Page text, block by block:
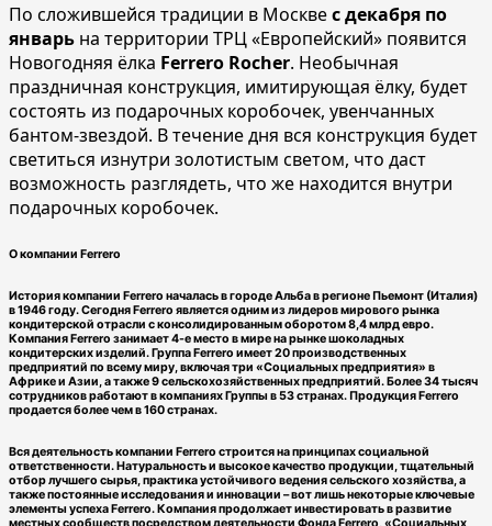
По сложившейся традиции в Москвес декабря по
январь на территории ТРЦ «Европейский» появится
Новогодняя ёлка Ferrero Rocher. Необычная
праздничная конструкция, имитирующая ёлку, будет
состоять из подарочных коробочек, увенчанных
бантом-звездой. В течение дня вся конструкция будет
светиться изнутри золотистым светом, что даст
возможность разглядеть, что же находится внутри
подарочных коробочек.
О компании Ferrero
История компании Ferrero началась в городе Альба в регионе Пьемонт (Италия)
в 1946 году. Сегодня Ferrero является одним из лидеров мирового рынка
кондитерской отрасли с консолидированным оборотом 8,4 млрд евро.
Компания Ferrero занимает 4-е место в мире на рынке шоколадных
кондитерских изделий. Группа Ferrero имеет 20 производственных
предприятий по всему миру, включая три «Социальных предприятия» в
Африке и Азии, а также 9 сельскохозяйственных предприятий. Более 34 тысяч
сотрудников работают в компаниях Группы в 53 странах. Продукция Ferrero
продается более чем в 160 странах.
Вся деятельность компании Ferrero строится на принципах социальной
ответственности. Натуральность и высокое качество продукции, тщательный
отбор лучшего сырья, практика устойчивого ведения сельского хозяйства, а
также постоянные исследования и инновации – вот лишь некоторые ключевые
элементы успеха Ferrero. Компания продолжает инвестировать в развитие
местных сообществ посредством деятельности Фонда Ferrero, «Социальных